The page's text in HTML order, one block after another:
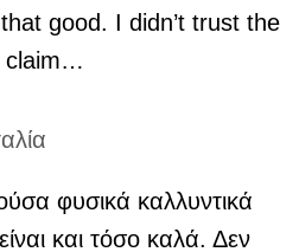
good. I didn’t trust the
claim…
φυσικά καλλυντικά
και τόσο καλά. Δεν